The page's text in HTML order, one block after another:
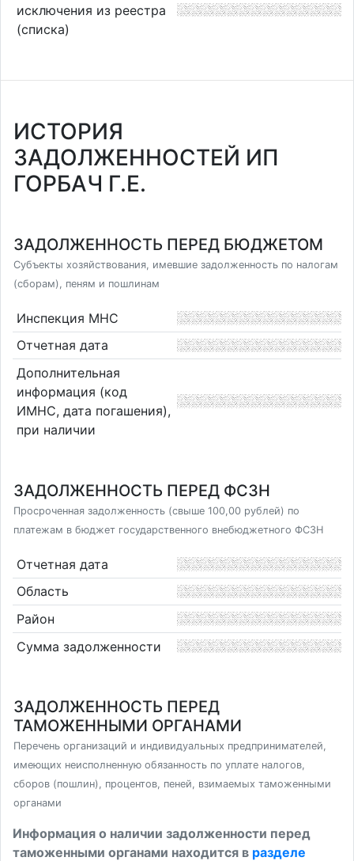
исключения из реестра
(списка)
ИСТОРИЯ
ЗАДОЛЖЕННОСТЕЙ ИП
ГОРБАЧ Г.Е.
ЗАДОЛЖЕННОСТЬ ПЕРЕД БЮДЖЕТОМ
Субъекты хозяйствования, имевшие задолженность по налогам
(сборам), пеням и пошлинам
Инспекция МНС
Отчетная дата
Дополнительная
информация (код
ИМНС, дата погашения),
при наличии
ЗАДОЛЖЕННОСТЬ ПЕРЕД ФСЗН
Просроченная задолженность (свыше 100,00 рублей) по
платежам в бюджет государственного внебюджетного ФСЗН
Отчетная дата
Область
Район
Сумма задолженности
ЗАДОЛЖЕННОСТЬ ПЕРЕД
ТАМОЖЕННЫМИ ОРГАНАМИ
Перечень организаций и индивидуальных предпринимателей,
имеющих неисполненную обязанность по уплате налогов,
сборов (пошлин), процентов, пеней, взимаемых таможенными
органами
Информация о наличии задолженности перед
таможенными органами находится в разделе